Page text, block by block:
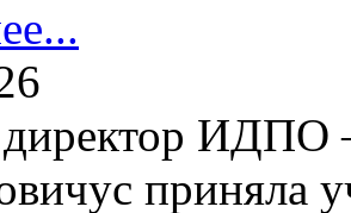
директор
приняла